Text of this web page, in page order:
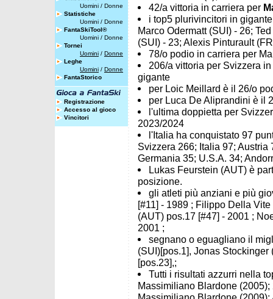
Uomini / Donne
Statistiche
Uomini / Donne
FantaSkiTool®
Uomini / Donne
Tornei
Uomini / Donne
Leghe
Uomini / Donne
FantaStorico
Registrazione
Accesso al gioco
Vincitori
42/a vittoria in carriera per
i top5 plurivincitori in
Marco Odermatt (SUI) - 26;
(SUI) - 23; Alexis Pinturault
78/o podio in carriera per
206/a vittoria per Svizzera
gigante
per Loic Meillard è il 26/o
per Luca De Aliprandini è il
l'ultima doppietta per
2023/2024
l'Italia ha conquistato 97
Svizzera 266; Italia 97;
Germania 35; U.S.A. 34;
Lukas Feurstein (AUT) è
posizione.
gli atleti più anziani e più
[#11] - 1989 ; Filippo Della
(AUT) pos.17 [#47] - 2001 ;
2001 ;
segnano o eguagliano il
(SUI)[pos.1], Jonas
[pos.23],;
Tutti i risultati azzurri nella
Massimiliano Blardone